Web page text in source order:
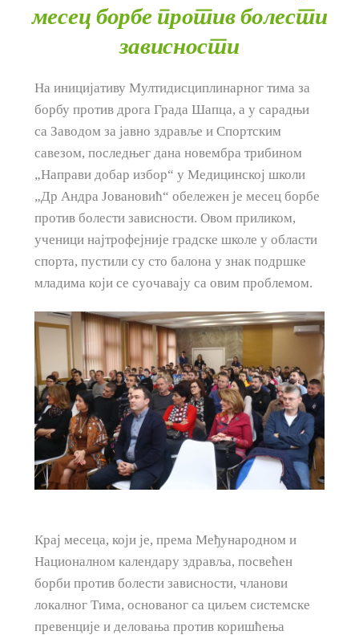
месец борбе против болести
зависности
На иницијативу Мултидисциплинарног тима за
борбу против дрога Града Шапца, а у сарадњи
са Заводом за јавно здравље и Спортским
савезом, последњег дана новембра трибином
„Направи добар избор“ у Медицинској школи
„Др Андра Јовановић“ обележен је месец борбе
против болести зависности. Овом приликом,
ученици најтрофејније градске школе у области
спорта, пустили су сто балона у знак подршке
младима који се суочавају са овим проблемом.
Крај месеца, који је, према Међународном и
Националном календару здравља, посвећен
борби против болести зависности, чланови
локалног Тима, основаног са циљем системске
превенције и деловања против коришћења